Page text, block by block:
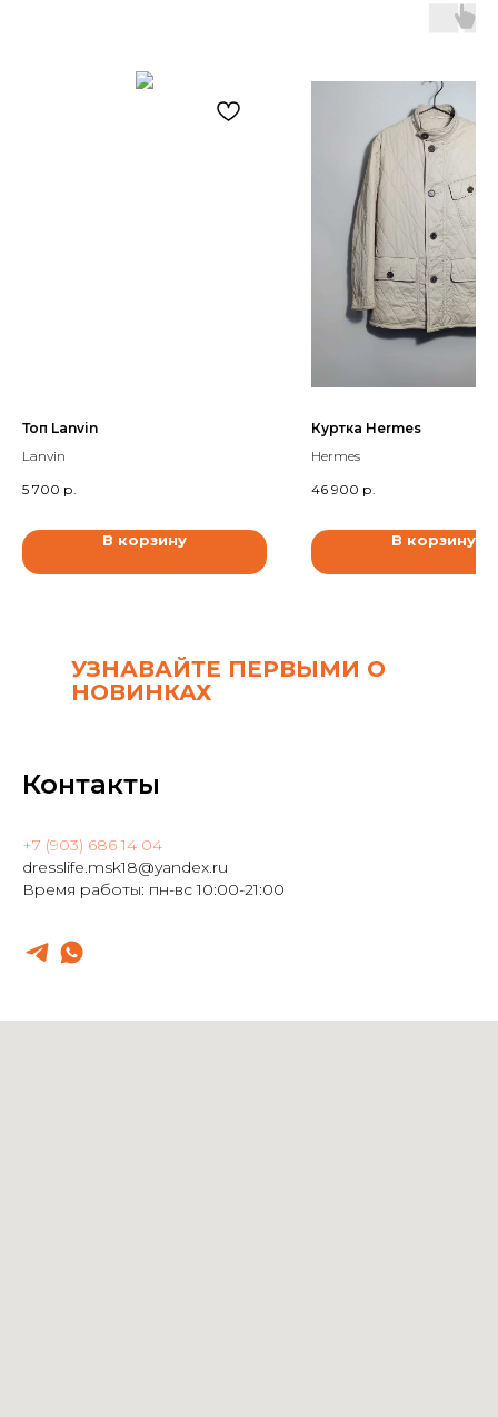
Топ Lanvin
Lanvin
5 700 р.
В корзину
Куртка Hermes
Hermes
46 900 р.
В корзину
УЗНАВАЙТЕ ПЕРВЫМИ О
НОВИНКАХ
Контакты
+7 (903) 686 14 04
dresslife.msk18@yandex.ru
Время работы: пн-вс 10:00-21:00